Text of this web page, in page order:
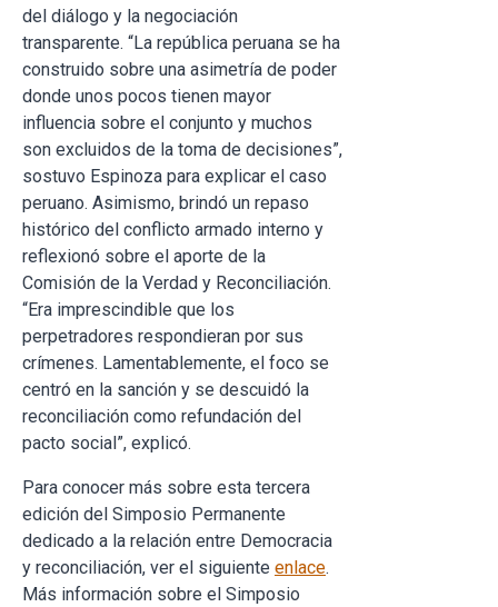
del diálogo y la negociación
transparente. “La república peruana se ha
construido sobre una asimetría de poder
donde unos pocos tienen mayor
influencia sobre el conjunto y muchos
son excluidos de la toma de decisiones”,
sostuvo Espinoza para explicar el caso
peruano. Asimismo, brindó un repaso
histórico del conflicto armado interno y
reflexionó sobre el aporte de la
Comisión de la Verdad y Reconciliación.
“Era imprescindible que los
perpetradores respondieran por sus
crímenes. Lamentablemente, el foco se
centró en la sanción y se descuidó la
reconciliación como refundación del
pacto social”, explicó.
Para conocer más sobre esta tercera
edición del Simposio Permanente
dedicado a la relación entre Democracia
y reconciliación, ver el siguiente enlace.
Más información sobre el Simposio